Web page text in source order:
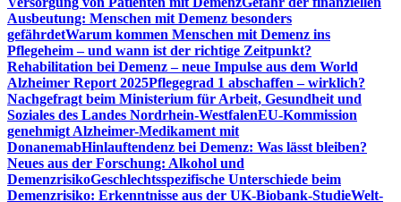
Ausbeutung: Menschen mit Demenz besonders
gefährdetWarum kommen Menschen mit Demenz ins
Pflegeheim – und wann ist der richtige Zeitpunkt?
Rehabilitation bei Demenz – neue Impulse aus dem World
Alzheimer Report 2025Pflegegrad 1 abschaffen – wirklich?
Nachgefragt beim Ministerium für Arbeit, Gesundheit und
Soziales des Landes Nordrhein-WestfalenEU-Kommission
genehmigt Alzheimer-Medikament mit
DonanemabHinlauftendenz bei Demenz: Was lässt bleiben?
Neues aus der Forschung: Alkohol und
DemenzrisikoGeschlechtsspezifische Unterschiede beim
Demenzrisiko: Erkenntnisse aus der UK-Biobank-StudieWelt-